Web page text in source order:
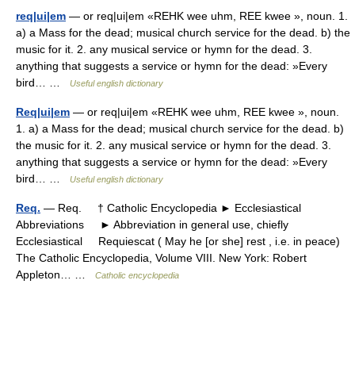
req|ui|em — or req|ui|em «REHK wee uhm, REE kwee », noun. 1.
a) a Mass for the dead; musical church service for the dead. b) the
music for it. 2. any musical service or hymn for the dead. 3.
anything that suggests a service or hymn for the dead: »Every
bird… …
Useful english dictionary
Req|ui|em — or req|ui|em «REHK wee uhm, REE kwee », noun.
1. a) a Mass for the dead; musical church service for the dead. b)
the music for it. 2. any musical service or hymn for the dead. 3.
anything that suggests a service or hymn for the dead: »Every
bird… …
Useful english dictionary
Req. — Req. † Catholic Encyclopedia ► Ecclesiastical
Abbreviations ► Abbreviation in general use, chiefly
Ecclesiastical Requiescat ( May he [or she] rest , i.e. in peace)
The Catholic Encyclopedia, Volume VIII. New York: Robert
Appleton… …
Catholic encyclopedia